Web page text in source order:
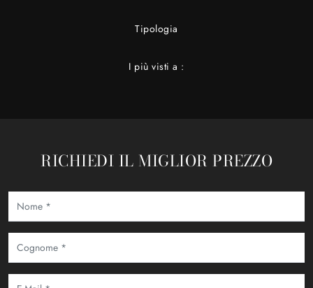
Tipologia
I più visti a :
RICHIEDI IL MIGLIOR PREZZO